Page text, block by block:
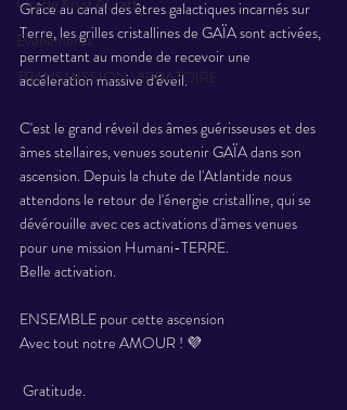
Evènements
TRANSMISSION VIBRATOIRE
Grâce au canal des êtres galactiques incarnés sur
Terre, les grilles cristallines de GAÏA sont activées,
permettant au monde de recevoir une
accéleration massive d'éveil.
C'est le grand réveil des âmes guérisseuses et des
âmes stellaires, venues soutenir GAÏA dans son
ascension. Depuis la chute de l'Atlantide nous
attendons le retour de l'énergie cristalline, qui se
dévérouille avec ces activations d'âmes venues
pour une mission Humani-TERRE.
Belle activation.
ENSEMBLE pour cette ascension
Avec tout notre AMOUR ! 💜
Gratitude.